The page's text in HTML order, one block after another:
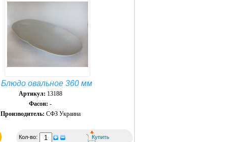
Блюдо овальное 360 мм
Артикул: 13188
Фасон: -
Производитель: СФЗ Украина
Кол-во: